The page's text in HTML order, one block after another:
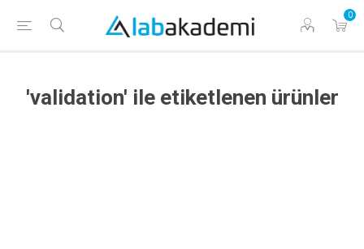
0
'validation' ile etiketlenen ürünler